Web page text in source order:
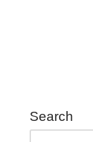
Search